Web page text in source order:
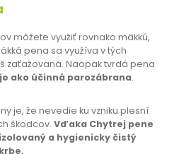
môžete využiť rovnako mäkkú,
pena sa využíva v tých
zaťažovaná. Naopak tvrdá pena
ako účinná parozábrana.
je, že nevedie ku vzniku plesní
škodcov.Vďaka Chytrej pene
a hygienicky čistý